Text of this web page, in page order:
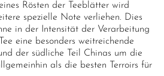
Rösten der Teeblätter wird
spezielle Note verliehen. Dies
in der Intensität der Verarbeitung
eine besonders weitreichende
der südliche Teil Chinas um die
als die besten Terroirs für